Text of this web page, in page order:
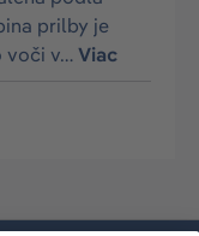
prilby je
voči v…Viac